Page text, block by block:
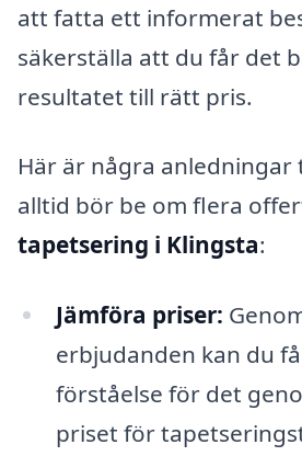
att fatta ett informerat
säkerställa att du får det
resultatet till rätt pris.
Här är några anledningar
alltid bör be om flera
tapetsering i Klingsta:
Jämföra priser:
erbjudanden kan du
förståelse för det
priset för